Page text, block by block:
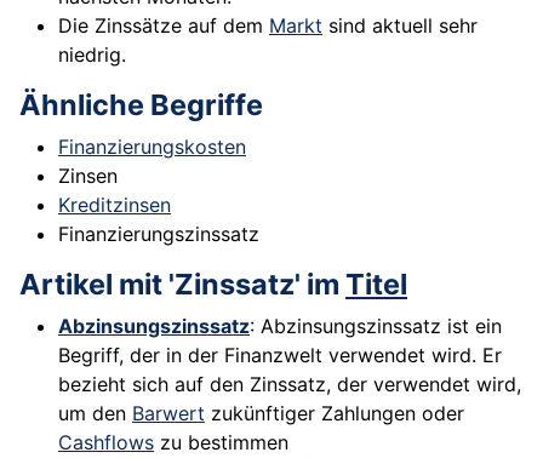
Die Zinssätze auf dem Markt sind aktuell sehr
niedrig.
Ähnliche Begriffe
Finanzierungskosten
Zinsen
Kreditzinsen
Finanzierungszinssatz
Artikel mit 'Zinssatz' im Titel
Abzinsungszinssatz: Abzinsungszinssatz ist ein
Begriff, der in der Finanzwelt verwendet wird. Er
bezieht sich auf den Zinssatz, der verwendet wird,
um den Barwert zukünftiger Zahlungen oder
Cashflows zu bestimmen